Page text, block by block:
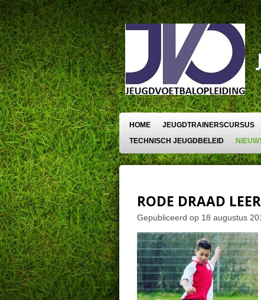
Ga
direct
naar
de
hoofdinhoud
HOME JEUGDTRAINERSCURSUS
TECHNISCH JEUGDBELEID
RODE DRAAD
Gepubliceerd op 18 augustus